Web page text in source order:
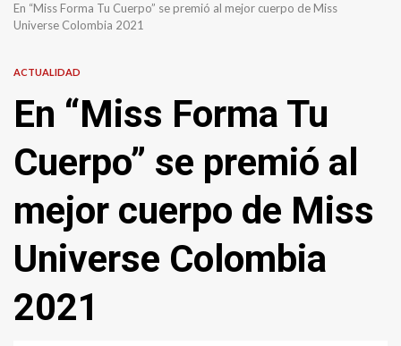
En “Miss Forma Tu Cuerpo” se premió al mejor cuerpo de Miss
Universe Colombia 2021
ACTUALIDAD
En “Miss Forma Tu
Cuerpo” se premió al
mejor cuerpo de Miss
Universe Colombia
2021